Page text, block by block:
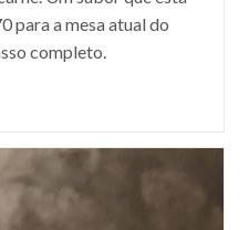
para a mesa atual do
completo.